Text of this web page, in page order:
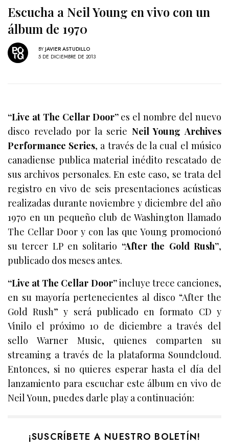
Escucha a Neil Young en vivo con un
álbum de 1970
BY JAVIER ASTUDILLO
5 DE DICIEMBRE DE 2013
“Live at The Cellar Door”es el nombre del nuevo
disco revelado por la serie Neil Young Archives
Performance Series, a través de la cual el músico
canadiense publica material inédito rescatado de
sus archivos personales. En este caso, se trata del
registro en vivo de seis presentaciones acústicas
realizadas durante noviembre y diciembre del año
1970 en un pequeño club de Washington llamado
The Cellar Door y con las que Young promocionó
su tercer LP en solitario “After the Gold Rush”,
publicado dos meses antes.
“Live at The Cellar Door”incluye trece canciones,
en su mayoría pertenecientes al disco “After the
Gold Rush” y será publicado en formato CD y
Vinilo el próximo 10 de diciembre a través del
sello Warner Music, quienes comparten su
streaming a través de la plataforma Soundcloud.
Entonces, si no quieres esperar hasta el día del
lanzamiento para escuchar este álbum en vivo de
Neil Youn, puedes darle play a continuación:
¡SUSCRÍBETE A NUESTRO BOLETÍN!